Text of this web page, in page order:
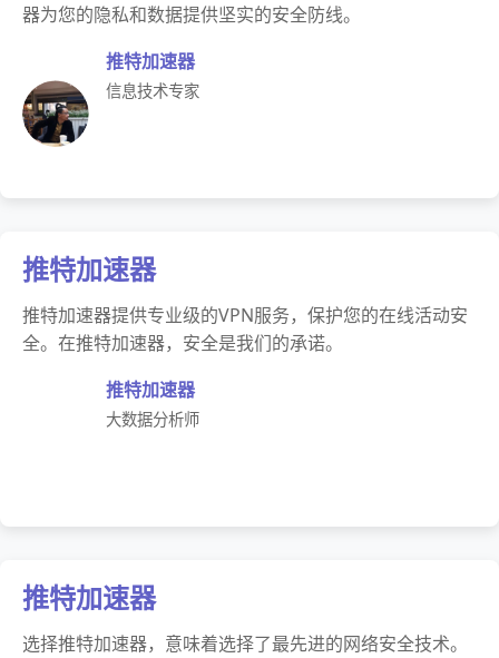
器为您的隐私和数据提供坚实的安全防线。
推特加速器
信息技术专家
推特加速器
推特加速器提供专业级的VPN服务，保护您的在线活动安
全。在推特加速器，安全是我们的承诺。
推特加速器
大数据分析师
推特加速器
选择推特加速器，意味着选择了最先进的网络安全技术。